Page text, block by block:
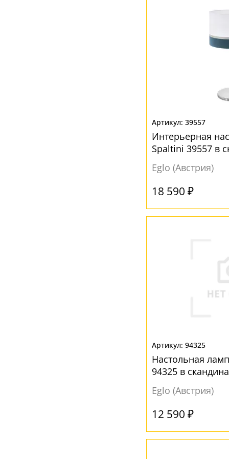
39557
Интерьерная
Spaltini 39557 в
стиле
Eglo (Австрия)
18 590 ₽
94325
Настольная
94325 в
Eglo (Австрия)
12 590 ₽